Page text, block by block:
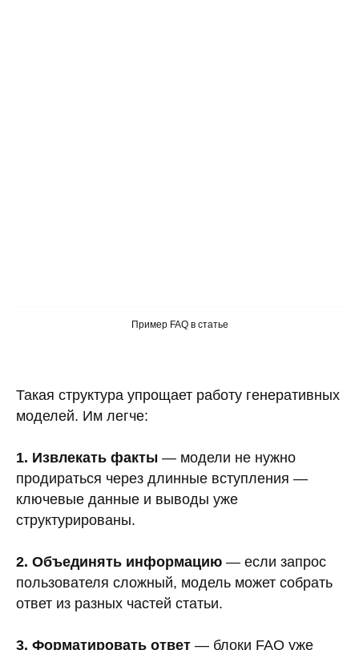
Пример FAQ в статье
Такая структура упрощает работу генеративных
моделей. Им легче:
1. Извлекать факты — модели не нужно
продираться через длинные вступления —
ключевые данные и выводы уже
структурированы.
2. Объединять информацию — если запрос
пользователя сложный, модель может собрать
ответ из разных частей статьи.
3. Форматировать ответ — блоки FAQ уже